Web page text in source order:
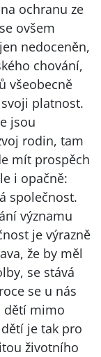
ochranu ze
ovšem
nedoceněn,
chování,
všeobecně
platnost.
jsou
rodin, tam
mít prospěch
i opačně:
společnost.
významu
je výrazně
že by měl
se stává
se u nás
dětí mimo
je tak pro
životního